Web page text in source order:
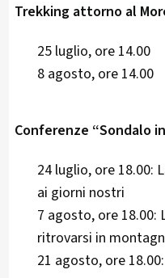
Trekking attorno al
25 luglio, ore 14.00
8 agosto, ore 14.00
Conferenze “Sondalo
24 luglio, ore 18.00:
ai giorni nostri
7 agosto, ore 18.00:
ritrovarsi in
21 agosto, ore